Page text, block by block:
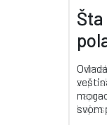
koje